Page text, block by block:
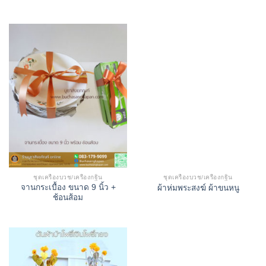
ชุดเครื่องบวช/เครื่องกฐิน
จานกระเบื้อง ขนาด 9 นิ้ว +
ช้อนส้อม
ชุดเครื่องบวช/เครื่องกฐิน
ผ้าห่มพระสงฆ์ ผ้าขนหนู